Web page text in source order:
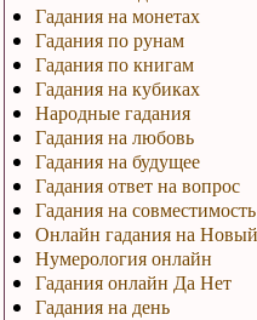
Гадания на монетах
Гадания по рунам
Гадания по книгам
Гадания на кубиках
Народные гадания
Гадания на любовь
Гадания на будущее
Гадания ответ на вопрос
Гадания на совместимость
Онлайн гадания на
Нумерология онлайн
Гадания онлайн Да Нет
Гадания на день